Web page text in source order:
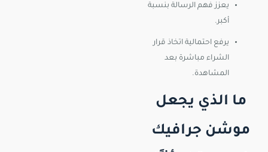
يعزز فهم الرسالة بنسبة
أكبر.
يرفع احتمالية اتخاذ قرار
الشراء مباشرة بعد
المشاهدة.
ما الذي يجعل
موشن جرافيك